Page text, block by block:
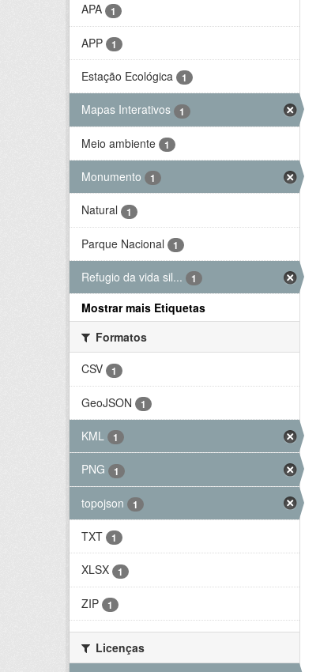
APA 1
APP 1
Estação Ecológica 1
Mapas Interativos 1
Meio ambiente 1
Monumento 1
Natural 1
Parque Nacional 1
Refugio da vida sil... 1
Mostrar mais Etiquetas
Formatos
CSV
1
GeoJSON 1
KML 1
PNG 1
topojson 1
TXT 1
XLSX 1
ZIP 1
Licenças